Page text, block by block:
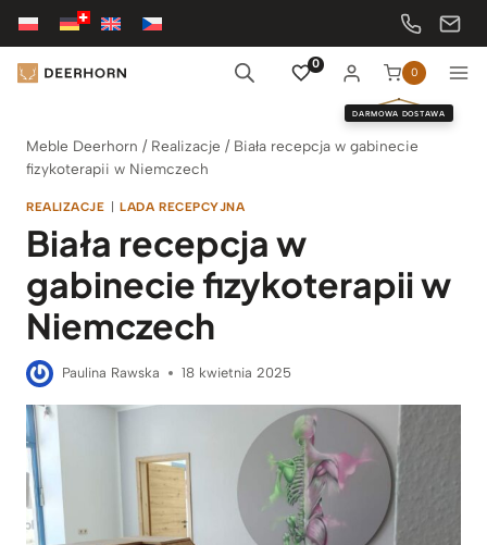
Przejdź
treści
0
0
DARMOWA DOSTAWA
Meble Deerhorn / Realizacje / Biała recepcja w gabinecie
fizykoterapii w Niemczech
REALIZACJE | LADA RECEPCYJNA
Biała recepcja w
gabinecie fizykoterapii w
Niemczech
Paulina Rawska 18 kwietnia 2025